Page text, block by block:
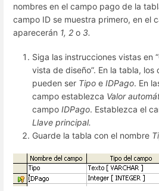
nombres en el campo pago de la
campo ID se muestra primero, en el
aparecerán 1, 2 o 3.
Siga las instrucciones vistas en
vista de diseño”. En la tabla, los
pueden ser Tipo e IDPago. En
campo establezca Valor
campo IDPago. Establezca el
Llave principal.
Guarde la tabla con el nombre